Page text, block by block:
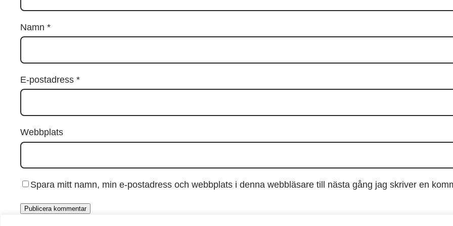
Namn *
E-postadress *
Webbplats
Spara mitt namn, min e-postadress och webbplats i denna webbläsare till nästa gång jag skriver en